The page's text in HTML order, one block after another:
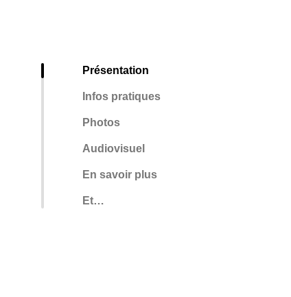
Présentation
Infos pratiques
Photos
Audiovisuel
En savoir plus
Et…